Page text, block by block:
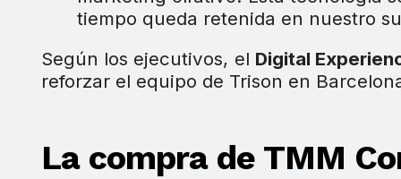
tiempo queda retenida en nuestro
Según los ejecutivos, el Digital
reforzar el equipo de Trison en
La compra de TMM